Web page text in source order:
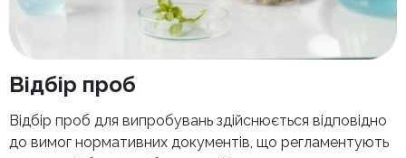
Відбір проб
Відбір проб для випробувань здійснюється відповідно
до вимог нормативних документів, що регламентують